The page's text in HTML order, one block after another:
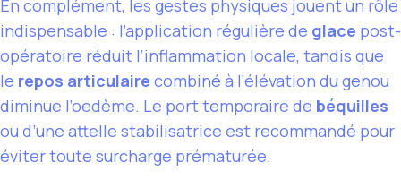
En complément, les gestes physiques jouent un rôle
indispensable : l’application régulière de glace post-
opératoire réduit l’inflammation locale, tandis que
le repos articulaire combiné à l’élévation du genou
diminue l’oedème. Le port temporaire de béquilles
ou d’une attelle stabilisatrice est recommandé pour
éviter toute surcharge prématurée.